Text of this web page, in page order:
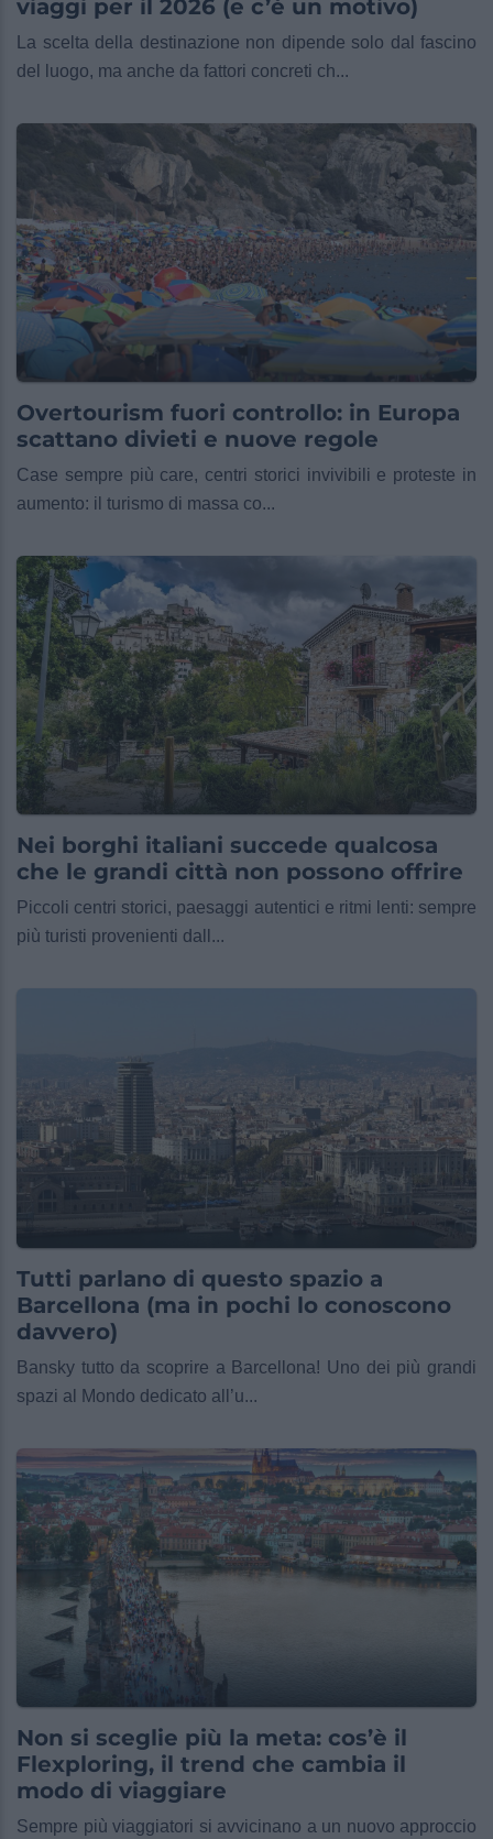
viaggi per il 2026 (e c’è un motivo)
La scelta della destinazione non dipende solo dal fascino
del luogo, ma anche da fattori concreti ch...
Overtourism fuori controllo: in Europa
scattano divieti e nuove regole
Case sempre più care, centri storici invivibili e proteste in
aumento: il turismo di massa co...
Nei borghi italiani succede qualcosa
che le grandi città non possono offrire
Piccoli centri storici, paesaggi autentici e ritmi lenti: sempre
più turisti provenienti dall...
Tutti parlano di questo spazio a
Barcellona (ma in pochi lo conoscono
davvero)
Bansky tutto da scoprire a Barcellona! Uno dei più grandi
spazi al Mondo dedicato all’u...
Non si sceglie più la meta: cos’è il
Flexploring, il trend che cambia il
modo di viaggiare
Sempre più viaggiatori si avvicinano a un nuovo approccio